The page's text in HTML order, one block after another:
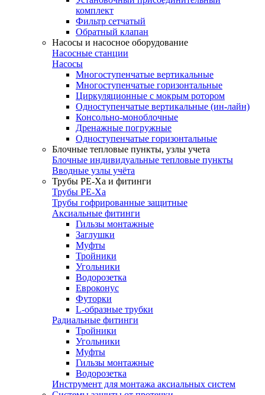
комплект
Фильтр сетчатый
Обратный клапан
Насосы и насосное оборудование
Насосные станции
Насосы
Многоступенчатые вертикальные
Многоступенчатые горизонтальные
Циркуляционные с мокрым ротором
Одноступенчатые вертикальные (ин-лайн)
Консольно-моноблочные
Дренажные погружные
Одноступенчатые горизонтальные
Блочные тепловые пункты, узлы учета
Блочные индивидуальные тепловые пункты
Вводные узлы учёта
Трубы РЕ-Ха и фитинги
Трубы РЕ-Ха
Трубы гофрированные защитные
Аксиальные фитинги
Гильзы монтажные
Заглушки
Муфты
Тройники
Угольники
Водорозетка
Евроконус
Футорки
L-образные трубки
Радиальные фитинги
Тройники
Угольники
Муфты
Гильзы монтажные
Водорозетка
Инструмент для монтажа аксиальных систем